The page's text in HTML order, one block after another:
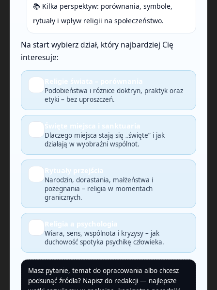
📚 Kilka perspektyw: porównania, symbole,
rytuały i wpływ religii na społeczeństwo.
Na start wybierz dział, który najbardziej Cię
interesuje:
Religie świata – porównania
Podobieństwa i różnice doktryn, praktyk oraz
etyki – bez uproszczeń.
Święte miejsca i sanktuaria
Dlaczego miejsca stają się „święte” i jak
działają w wyobraźni wspólnot.
Rytuały przejścia
Narodzin, dorastania, małżeństwa i
pożegnania – religia w momentach
granicznych.
Religia a psychologia
Wiara, sens, wspólnota i kryzysy – jak
duchowość spotyka psychikę człowieka.
Masz pytanie, temat do opracowania albo chcesz
podsunąć źródła? Napisz do redakcji — najlepsze